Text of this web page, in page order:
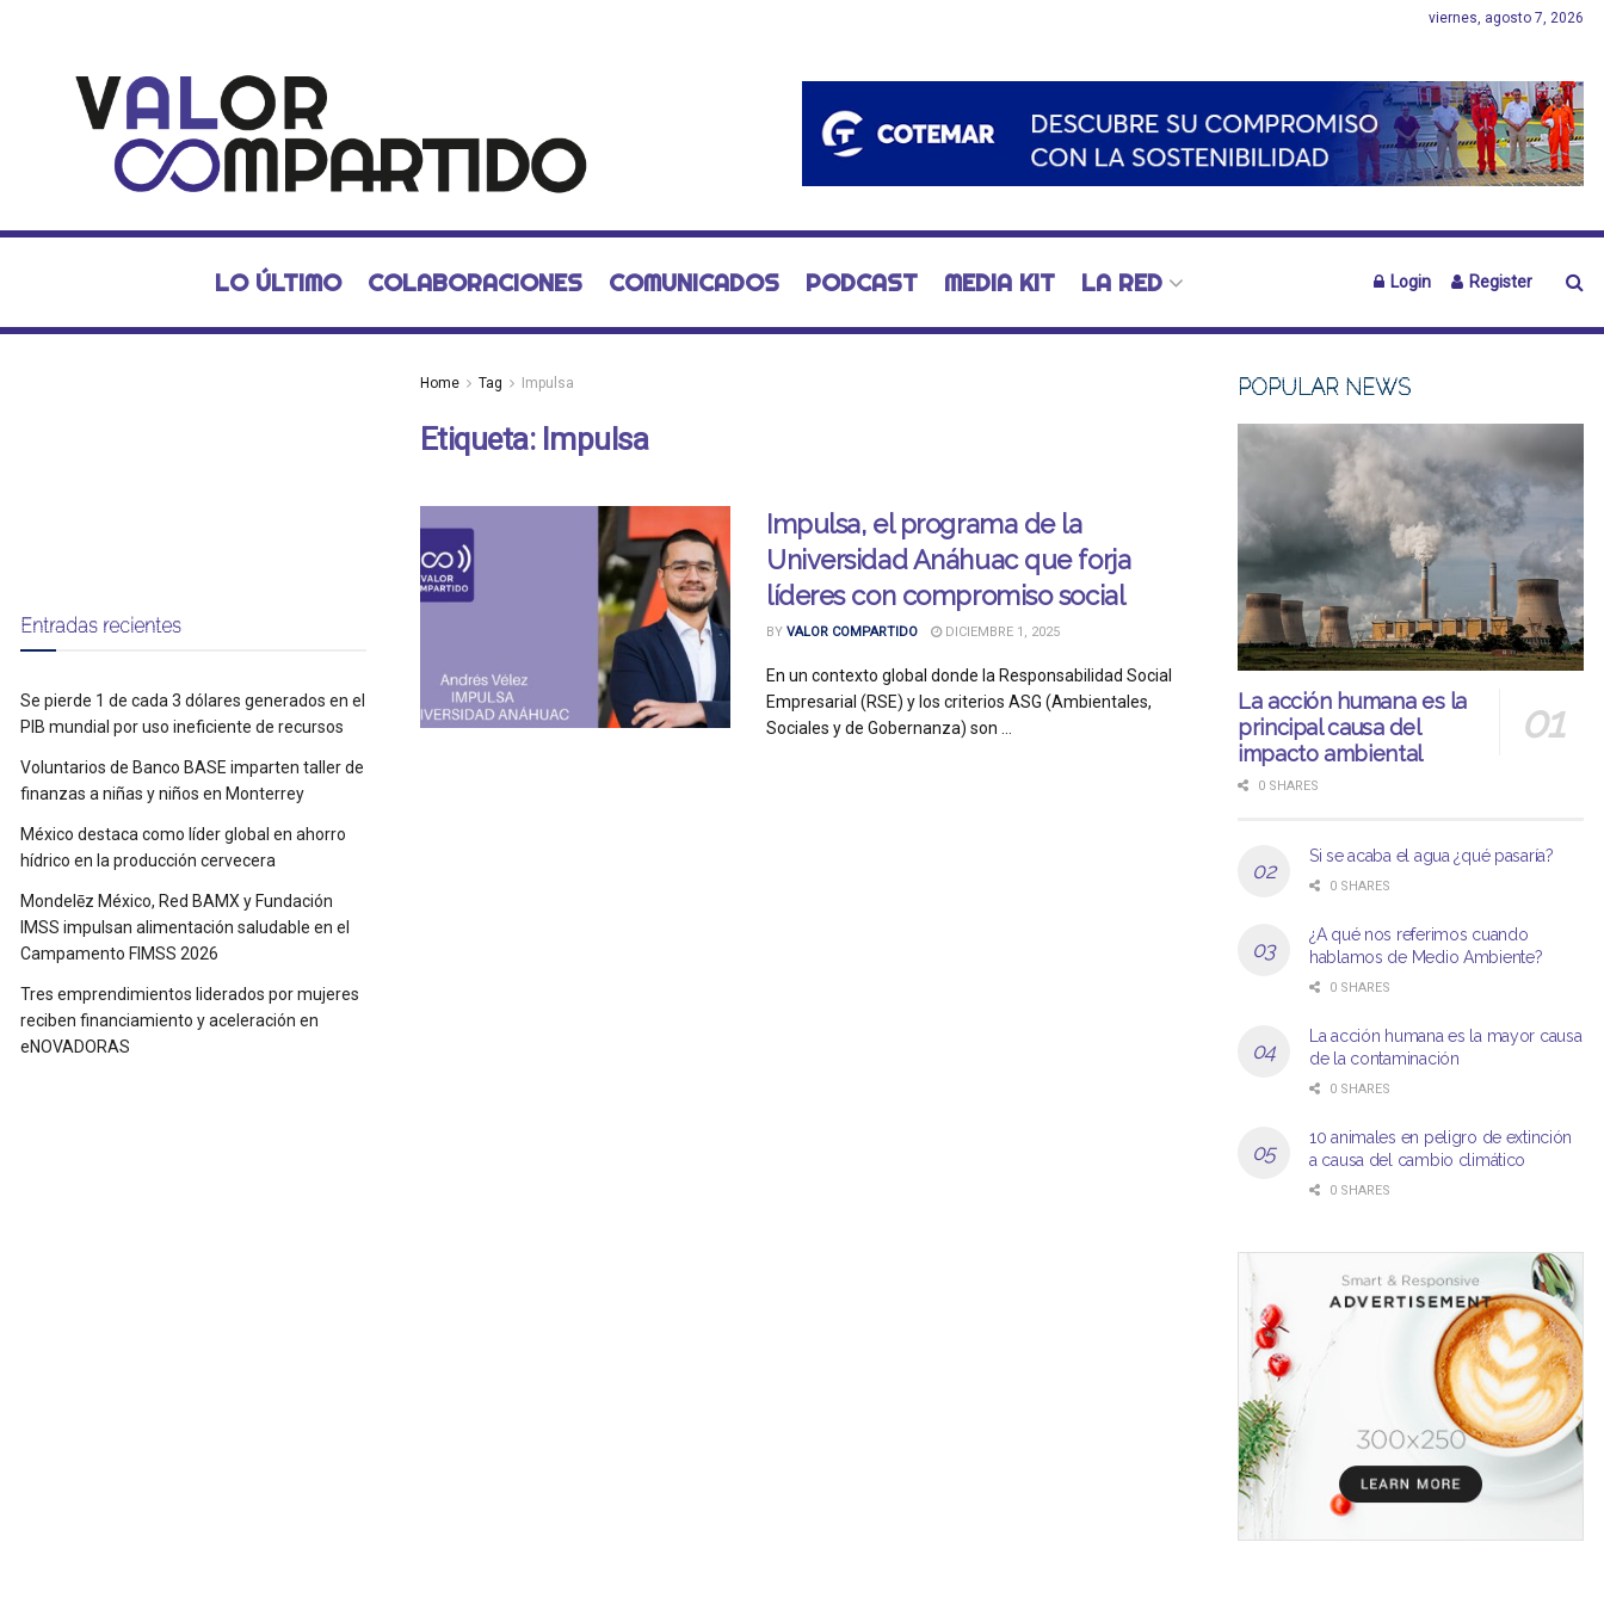
viernes, agosto 7, 2026
LO ÚLTIMO COLABORACIONES COMUNICADOS PODCAST MEDIA KIT LA RED Login Register
Home Tag Impulsa
Etiqueta: Impulsa
Impulsa, el programa de la
Universidad Anáhuac que forja
líderes con compromiso social
BY VALOR COMPARTIDO DICIEMBRE 1, 2025
En un contexto global donde la Responsabilidad Social
Empresarial (RSE) y los criterios ASG (Ambientales,
Sociales y de Gobernanza) son ...
Entradas recientes
Se pierde 1 de cada 3 dólares generados en el
PIB mundial por uso ineficiente de recursos
Voluntarios de Banco BASE imparten taller de
finanzas a niñas y niños en Monterrey
México destaca como líder global en ahorro
hídrico en la producción cervecera
Mondelēz México, Red BAMX y Fundación
IMSS impulsan alimentación saludable en el
Campamento FIMSS 2026
Tres emprendimientos liderados por mujeres
reciben financiamiento y aceleración en
eNOVADORAS
POPULAR NEWS
La acción humana es la
principal causa del
impacto ambiental
0 SHARES
Si se acaba el agua ¿qué pasaría?
0 SHARES
¿A qué nos referimos cuando
hablamos de Medio Ambiente?
0 SHARES
La acción humana es la mayor causa
de la contaminación
0 SHARES
10 animales en peligro de extinción
a causa del cambio climático
0 SHARES